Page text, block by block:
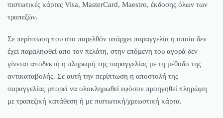
πιστωτικές κάρτες Visa, MasterCard, Maestro, έκδοσης όλων των
τραπεζών.
Σε περίπτωση που στο παρελθόν υπάρχει παραγγελία η οποία δεν
έχει παραληφθεί απο τον πελάτη, στην επόμενη του αγορά δεν
γίνεται αποδεκτή η πληρωμή της παραγγελίας με τη μέθοδο της
αντικαταβολής. Σε αυτή την περίπτωση η αποστολή της
παραγγελίας μπορεί να ολοκληρωθεί εφόσον προηγηθεί πληρώμη
με τραπεζική κατάθεση ή με πιστωτική/χρεωστική κάρτα.